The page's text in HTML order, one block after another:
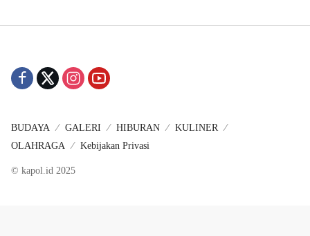
BUDAYA GALERI HIBURAN
KULINER
OLAHRAGA
Kebijakan Privasi
© kapol.id 2025